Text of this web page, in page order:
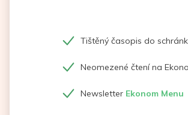
Tištěný časopis do
Neomezené čtení na
Newsletter Ekonom Menu